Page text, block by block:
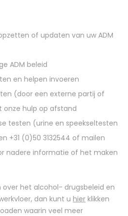
of updaten van uw ADM
ADM beleid
en helpen invoeren
(door een externe partij of
onze hulp op afstand
testen (urine en speekseltesten
+31 (0)50 3132544 of mailen
nadere informatie of het maken
het alcohol- drugsbeleid en
dan kunt u hier klikken
waarin veel meer